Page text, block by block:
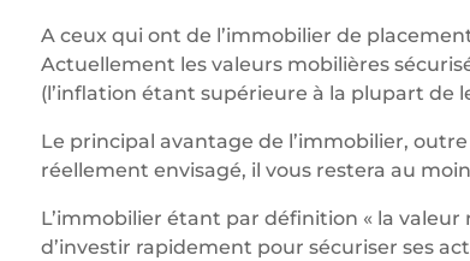
A ceux qui ont de l’immobilier de
Actuellement les valeurs mobilières
(l’inflation étant supérieure à la plupart de
Le principal avantage de l’immobilier,
réellement envisagé, il vous restera au
L’immobilier étant par définition « la
d’investir rapidement pour sécuriser ses